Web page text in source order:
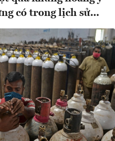
có trong lịch sử...